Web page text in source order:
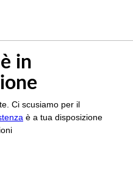
in
Ci scusiamo per il
è a tua disposizione